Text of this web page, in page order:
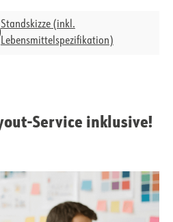
Standskizze (inkl.
Lebensmittelspezifikation)
Service inklusive!